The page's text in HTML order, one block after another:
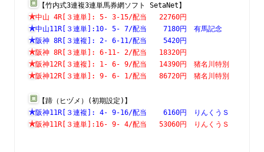
【竹内式3連複3連単馬券網ソフト SetaNet】
中山 4R[３連単]: 5- 3-15/配当   22760円
中山11R[３連単]:10- 5- 7/配当    7180円　有馬記念
阪神 8R[３連複]: 2- 6-11/配当    5420円
阪神 8R[３連単]: 6-11- 2/配当   18320円
阪神12R[３連複]: 1- 6- 9/配当   14390円　猪名川特別
阪神12R[３連単]: 9- 6- 1/配当   86720円　猪名川特別
【蹄（ヒヅメ）(初期設定)】
阪神11R[３連複]: 4- 9-16/配当    6160円　りんくうＳ
阪神11R[３連単]:16- 9- 4/配当   53060円　りんくうＳ